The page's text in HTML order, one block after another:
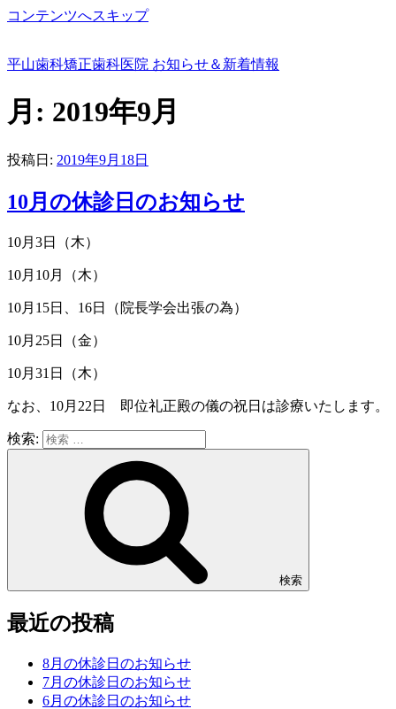
コンテンツへスキップ
平山歯科矯正歯科医院 お知らせ＆新着情報
月: 2019年9月
投稿日: 2019年9月18日
10月の休診日のお知らせ
10月3日（木）
10月10月（木）
10月15日、16日（院長学会出張の為）
10月25日（金）
10月31日（木）
なお、10月22日 即位礼正殿の儀の祝日は診療いたします。
検索:
検索
最近の投稿
8月の休診日のお知らせ
7月の休診日のお知らせ
6月の休診日のお知らせ